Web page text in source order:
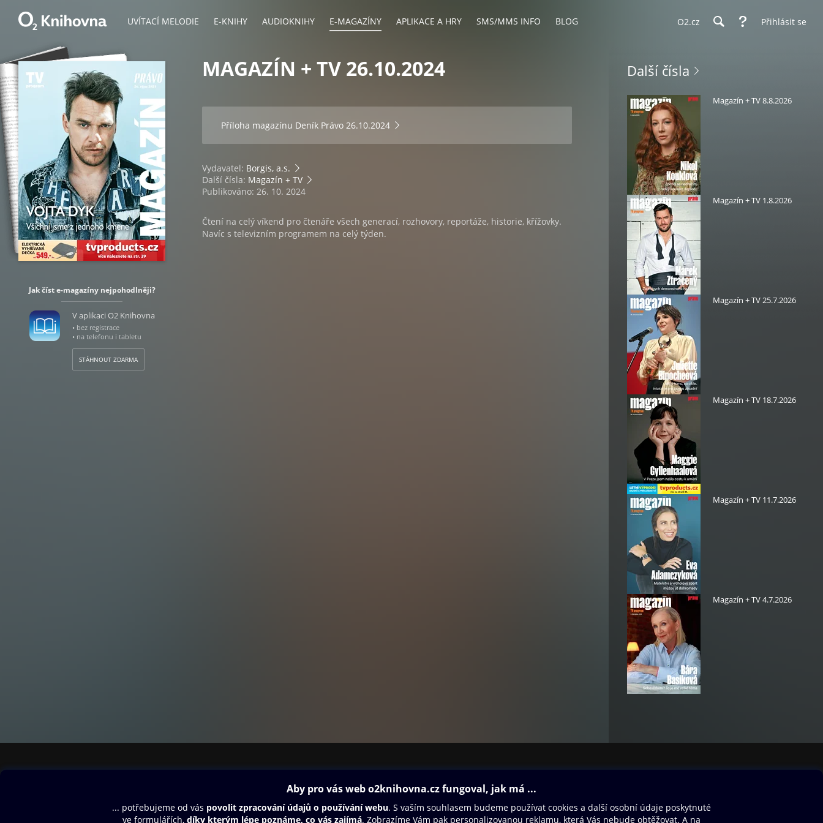
UVÍTACÍ MELODIE E-KNIHY AUDIOKNIHY E-MAGAZÍNY APLIKACE A HRY SMS/MMS INFO BLOG O2.cz Přihlásit se
Jak číst e-magazíny nejpohodlněji?
V aplikaci O2 Knihovna
• bez registrace
• na telefonu i tabletu
STÁHNOUT ZDARMA
MAGAZÍN + TV 26.10.2024
Příloha magazínu Deník Právo 26.10.2024
Vydavatel: Borgis, a.s.
Další čísla: Magazín + TV
Publikováno: 26. 10. 2024
Čtení na celý víkend pro čtenáře všech generací, rozhovory, reportáže, historie, křížovky.
Navíc s televizním programem na celý týden.
Další čísla
Magazín + TV 8.8.2026
Magazín + TV 1.8.2026
Magazín + TV 25.7.2026
Magazín + TV 18.7.2026
Magazín + TV 11.7.2026
Magazín + TV 4.7.2026
Aplikace a hry
SMS/MMS Info
Dárkový poukaz
Oneplay Originály